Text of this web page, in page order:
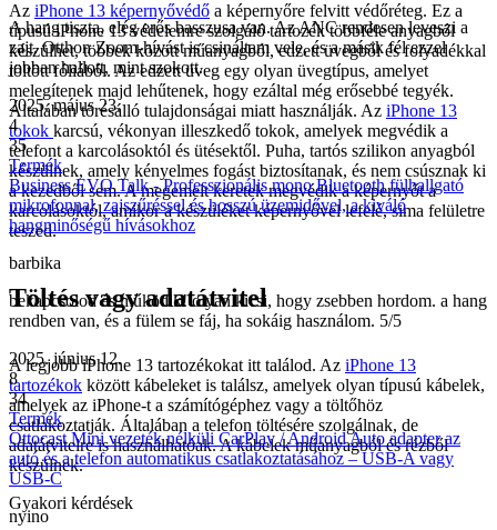
Az iPhone 13 képernyővédő a képernyőre felvitt védőréteg. Ez a
típusúiPhone 13 védelemre szolgáló tartozéktöbbféle anyagból
készülhet, többek között műanyagból, edzett üvegből és folyadékkal
töltött fóliából. Az edzett üveg egy olyan üvegtípus, amelyet
melegítenek majd lehűtenek, hogy ezáltal még erősebbé tegyék.
Általában törésálló tulajdonságai miatt használják. Az iPhone 13
tokok karcsú, vékonyan illeszkedő tokok, amelyek megvédik a
telefont a karcolásoktól és ütésektől. Puha, tartós szilikon anyagból
készülnek, amely kényelmes fogást biztosítanak, és nem csúsznak ki
a kezedből sem. A megemelt keretek megvédik a képernyőt a
karcolásoktól, amikor a készüléket képernyővel lefelé, sima felületre
teszed.
Töltés vagy adatátvitel
A legjobbiPhone 13 tartozékokat itt találod. Az iPhone 13
tartozékok között kábeleket is találsz, amelyek olyan típusú kábelek,
amelyek az iPhone-t a számítógéphez vagy a töltőhöz
csatlakoztatják. Általában a telefon töltésére szolgálnak, de
adatátvitelre is használhatóak. A kábelek műanyagból és rézből
készülnek.
Gyakori kérdések
A hang tiszta, elég erős basszusa van. Az ANC rendesen leveszi a
zajt. Otthon Zoom-hívást is csináltam vele, és a másik fél ezzel
jobban hallott, mint szokott.
2025. május 23.
4
35
Termék
Business EVO Talk - Professzionális mono Bluetooth fülhallgató
mikrofonnal, zajszűréssel és hosszú üzemidővel, a kiváló
hangminőségű hívásokhoz
barbika
bekapcsolod és működik! olyan kicsi, hogy zsebben hordom. a hang
rendben van, és a fülem se fáj, ha sokáig használom. 5/5
2025. június 12.
8
34
Termék
Ottocast Mini vezeték nélküli CarPlay / Android Auto adapter az
autó és a telefon automatikus csatlakoztatásához – USB-A vagy
USB-C
nyino